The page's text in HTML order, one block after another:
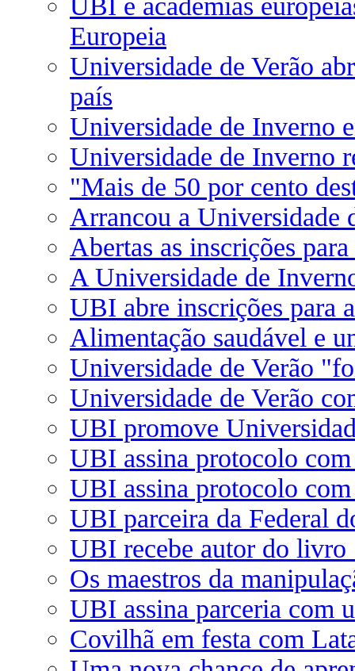
UBI e academias
Europeia
Universidade de Verão
país
Universidade de Inverno
Universidade de Inverno
"Mais de 50 por cento
Arrancou a Universidade
Abertas as inscrições
A Universidade de
UBI abre inscrições para
Alimentação saudável e
Universidade de Verão
Universidade de Verão
UBI promove
UBI assina protocolo
UBI assina protocolo
UBI parceira da Federal
UBI recebe autor do livro
Os maestros da
UBI assina parceria com
Covilhã em festa com